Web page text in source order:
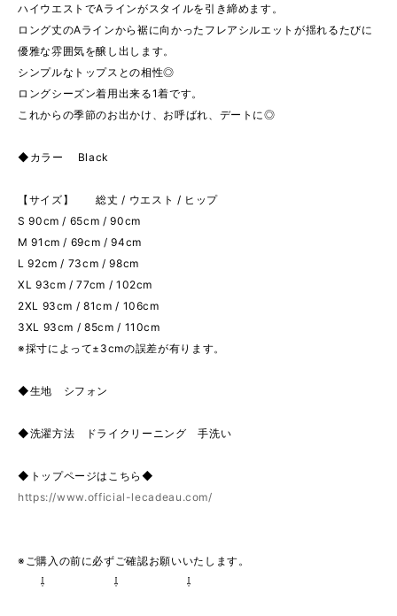
ハイウエストでAラインがスタイルを引き締めます。
ロング丈のAラインから裾に向かったフレアシルエットが揺れるたびに
優雅な雰囲気を醸し出します。
シンプルなトップスとの相性◎
ロングシーズン着用出来る1着です。
これからの季節のお出かけ、お呼ばれ、デートに◎
◆カラー Black
【サイズ】 総丈 / ウエスト / ヒップ
S 90cm / 65cm / 90cm
M 91cm / 69cm / 94cm
L 92cm / 73cm / 98cm
XL 93cm / 77cm / 102cm
2XL 93cm / 81cm / 106cm
3XL 93cm / 85cm / 110cm
※採寸によって±3cmの誤差が有ります。
◆生地 シフォン
◆洗濯方法 ドライクリーニング 手洗い
◆トップページはこちら◆
https://www.official-lecadeau.com/
※ご購入の前に必ずご確認お願いいたします。
⇩ ⇩ ⇩